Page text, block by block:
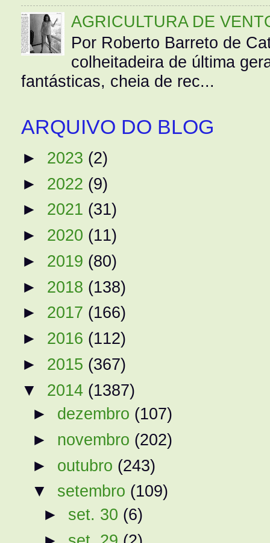
AGRICULTURA DE
Por Roberto Barreto de
colheitadeira de última
fantásticas, cheia de rec...
ARQUIVO DO BLOG
► 2023 (2)
► 2022 (9)
► 2021 (31)
► 2020 (11)
► 2019 (80)
► 2018 (138)
► 2017 (166)
► 2016 (112)
► 2015 (367)
▼ 2014 (1387)
► dezembro (107)
► novembro (202)
► outubro (243)
▼ setembro (109)
► set. 30 (6)